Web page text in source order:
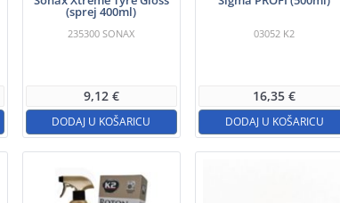
(sprej 400ml)
9,12 €
235300 SONAX
DODAJ U KOŠARICU
16,35€
03052 K2
DODAJ U KOŠARICU